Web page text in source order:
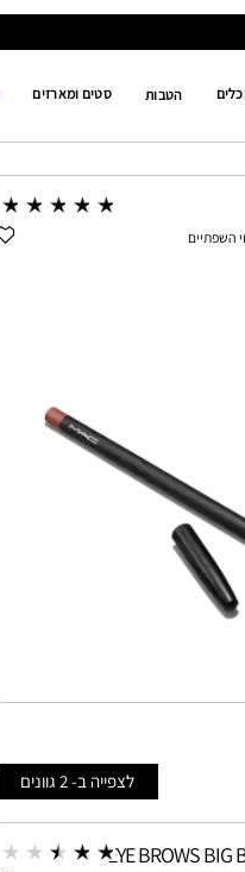
הטבות סטים ומארזים
השפתיים
לצפייה ב-2גוונים
EYE BROWS BIG